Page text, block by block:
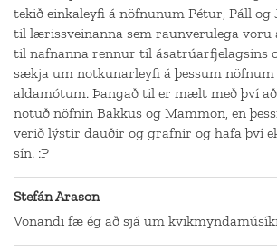
tekið einkaleyfi á nöfnunum Pétur, Páll og
til lærissveinanna sem raunverulega voru
til nafnanna rennur til ásatrúarfjelagsins
sækja um notkunarleyfi á þessum
aldamótum. Þangað til er mælt með því
notuð nöfnin Bakkus og Mammon, en
verið lýstir dauðir og grafnir og hafa því
sín. :P
Stefán Arason
Vonandi fæ ég að sjá um